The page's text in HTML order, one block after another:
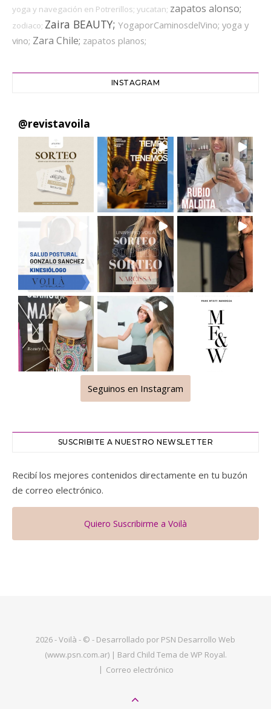
yoga y navegación en Potrerillos; yucatan; zapatos alonso;
zodiaco; Zaira BEAUTY; YogaporCaminosdelVino; yoga y
vino; Zara Chile; zapatos planos;
INSTAGRAM
@revistavoila
Seguinos en Instagram
SUSCRIBITE A NUESTRO NEWSLETTER
Recibí los mejores contenidos directamente en tu buzón
de correo electrónico.
Quiero Suscribirme a Voilà
2026 - Voilà - © - Desarrollado por PSN Desarrollo Web
(www.psn.com.ar) | Bard Child Tema de WP Royal.
Correo electrónico